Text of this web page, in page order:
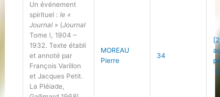
Un événement
spirituel :le «
Journal » (Journal
Tome I, 1904 –
1932. Texte établi
et annoté par
François Varillon
et Jacques Petit.
La Pléiade,
MOREAU
Pierre
34